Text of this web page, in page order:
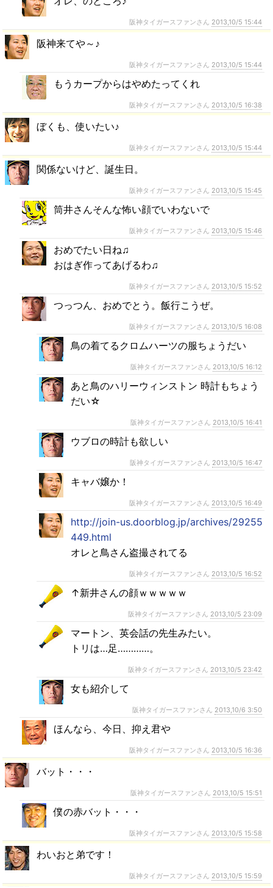
阪神タイガースファンさん 2013,10/5 15:44
阪神来てや～♪
阪神タイガースファンさん 2013,10/5 15:44
もうカープからはやめたってくれ
阪神タイガースファンさん 2013,10/5 16:38
ぼくも、使いたい♪
阪神タイガースファンさん 2013,10/5 15:44
関係ないけど、誕生日。
阪神タイガースファンさん 2013,10/5 15:45
筒井さんそんな怖い顔でいわないで
阪神タイガースファンさん 2013,10/5 15:46
おめでたい日ね♫
おはぎ作ってあげるわ♫
阪神タイガースファンさん 2013,10/5 15:52
つっつん、おめでとう。飯行こうぜ。
阪神タイガースファンさん 2013,10/5 16:08
鳥の着てるクロムハーツの服ちょうだい
阪神タイガースファンさん 2013,10/5 16:12
あと鳥のハリーウィンストン 時計もちょう
だい☆
阪神タイガースファンさん 2013,10/5 16:41
ウブロの時計も欲しい
阪神タイガースファンさん 2013,10/5 16:47
キャバ嬢か！
阪神タイガースファンさん 2013,10/5 16:49
http://join-us.doorblog.jp/archives/29255
449.html
オレと鳥さん盗撮されてる
阪神タイガースファンさん 2013,10/5 16:52
↑新井さんの顔ｗｗｗｗｗ
阪神タイガースファンさん 2013,10/5 23:09
マートン、英会話の先生みたい。
トリは…足…………。
阪神タイガースファンさん 2013,10/5 23:42
女も紹介して
阪神タイガースファンさん 2013,10/6 3:50
ほんなら、今日、抑え君や
阪神タイガースファンさん 2013,10/5 16:36
バット・・・
阪神タイガースファンさん 2013,10/5 15:51
僕の赤バット・・・
阪神タイガースファンさん 2013,10/5 15:58
わいおと弟です！
阪神タイガースファンさん 2013,10/5 15:59